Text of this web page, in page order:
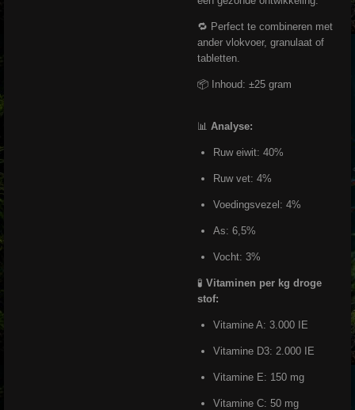
🔁 Perfect te combineren met
ander vlokvoer, granulaat of
tabletten.
📦 Inhoud: ±25 gram
📊 Analyse:
Ruw eiwit: 40%
Ruw vet: 4%
Voedingsvezel: 4%
As: 6,5%
Vocht: 3%
🧪 Vitaminen per kg droge
stof:
Vitamine A: 3.000 IE
Vitamine D3: 2.000 IE
Vitamine E: 150 mg
Vitamine C: 50 mg